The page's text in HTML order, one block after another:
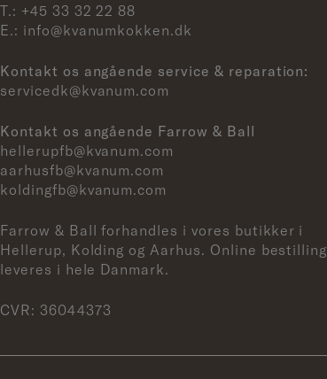
T.: +45 33 32 22 88
E.: info@kvanumkokken.dk
Kontakt os angående service & reparation:
servicedk@kvanum.com
Kontakt os angående Farrow & Ball
hellerupfb@kvanum.com
aarhusfb@kvanum.com
koldingfb@kvanum.com
Farrow & Ball forhandles i vores butikker i
Hellerup, Kolding og Aarhus. Online bestilling
leveres i hele Danmark.
CVR: 36044373